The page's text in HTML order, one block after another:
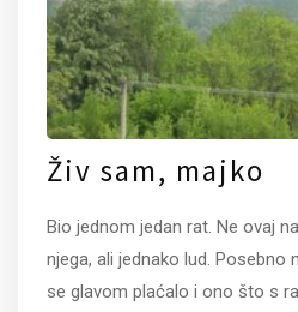
Živ sam, majko
Bio jednom jedan rat. Ne ovaj
njega, ali jednako lud. Posebno
se glavom plaćalo i ono što s